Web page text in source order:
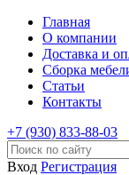
Главная
О компании
Доставка и
Сборка
Статьи
Контакты
+7 (930) 833-88-03
Вход Регистрация